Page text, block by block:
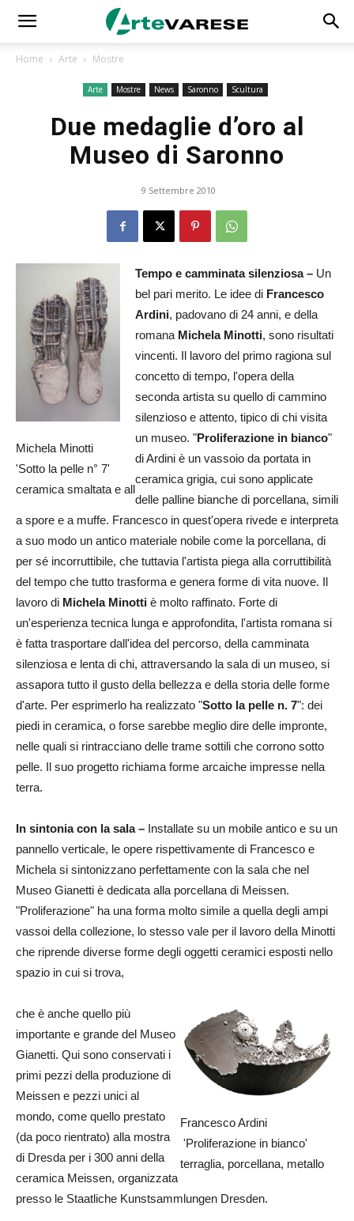
Home Arte Mostre
Arte Mostre News Saronno Scultura
Due medaglie d’oro al
Museo di Saronno
9 Settembre 2010
Michela Minotti
'Sotto la pelle n° 7'
ceramica smaltata e all
Tempo e camminata silenziosa – Un
bel pari merito. Le idee di Francesco
Ardini, padovano di 24 anni, e della
romana Michela Minotti, sono risultati
vincenti. Il lavoro del primo ragiona sul
concetto di tempo, l'opera della
seconda artista su quello di cammino
silenzioso e attento, tipico di chi visita
un museo. "Proliferazione in bianco"
di Ardini è un vassoio da portata in
ceramica grigia, cui sono applicate
delle palline bianche di porcellana, simili
a spore e a muffe. Francesco in quest'opera rivede e interpreta
a suo modo un antico materiale nobile come la porcellana, di
per sé incorruttibile, che tuttavia l'artista piega alla corruttibilità
del tempo che tutto trasforma e genera forme di vita nuove. Il
lavoro di Michela Minotti è molto raffinato. Forte di
un'esperienza tecnica lunga e approfondita, l'artista romana si
è fatta trasportare dall'idea del percorso, della camminata
silenziosa e lenta di chi, attraversando la sala di un museo, si
assapora tutto il gusto della bellezza e della storia delle forme
d'arte. Per esprimerlo ha realizzato "Sotto la pelle n. 7": dei
piedi in ceramica, o forse sarebbe meglio dire delle impronte,
nelle quali si rintracciano delle trame sottili che corrono sotto
pelle. Il suo progetto richiama forme arcaiche impresse nella
terra.
In sintonia con la sala – Installate su un mobile antico e su un
pannello verticale, le opere rispettivamente di Francesco e
Michela si sintonizzano perfettamente con la sala che nel
Museo Gianetti è dedicata alla porcellana di Meissen.
"Proliferazione" ha una forma molto simile a quella degli ampi
vassoi della collezione, lo stesso vale per il lavoro della Minotti
che riprende diverse forme degli oggetti ceramici esposti nello
spazio in cui si trova,
Francesco Ardini
'Proliferazione in bianco'
terraglia, porcellana, metallo
che è anche quello più
importante e grande del Museo
Gianetti. Qui sono conservati i
primi pezzi della produzione di
Meissen e pezzi unici al
mondo, come quello prestato
(da poco rientrato) alla mostra
di Dresda per i 300 anni della
ceramica Meissen, organizzata
presso le Staatliche Kunstsammlungen Dresden.